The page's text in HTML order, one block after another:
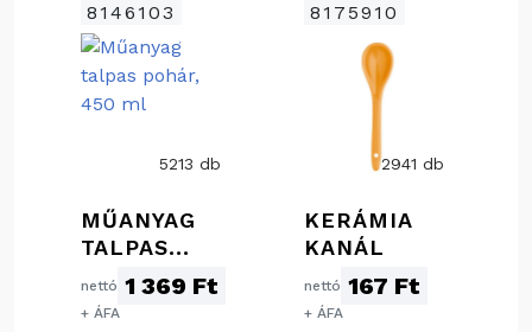
8146103
5213 db
MŰANYAG
TALPAS
POHÁR, 450
ML
nettó 1 369 Ft
+ ÁFA
8175910
2941 db
KERÁMIA
KANÁL
nettó 167 Ft
+ ÁFA